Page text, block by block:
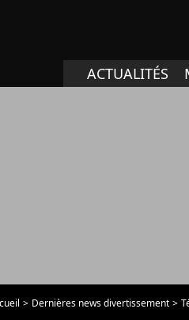
ACTUALITÉS
Dernières news divertissement